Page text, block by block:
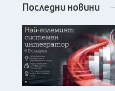
Последни новини